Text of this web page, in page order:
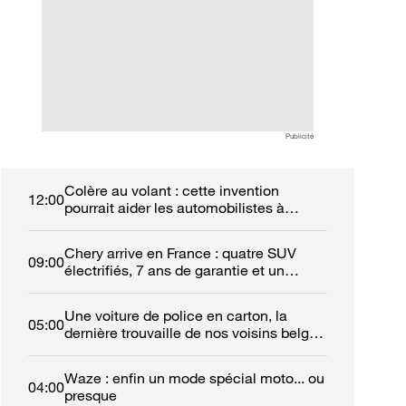
Publicité
12:00Colère au volant : cette invention
pourrait aider les automobilistes à
09:00Chery arrive en France : quatre SUV
électrifiés, 7 ans de garantie et un
05:00Une voiture de police en carton, la
dernière trouvaille de nos voisins belges
04:00Waze : enfin un mode spécial moto... ou
presque